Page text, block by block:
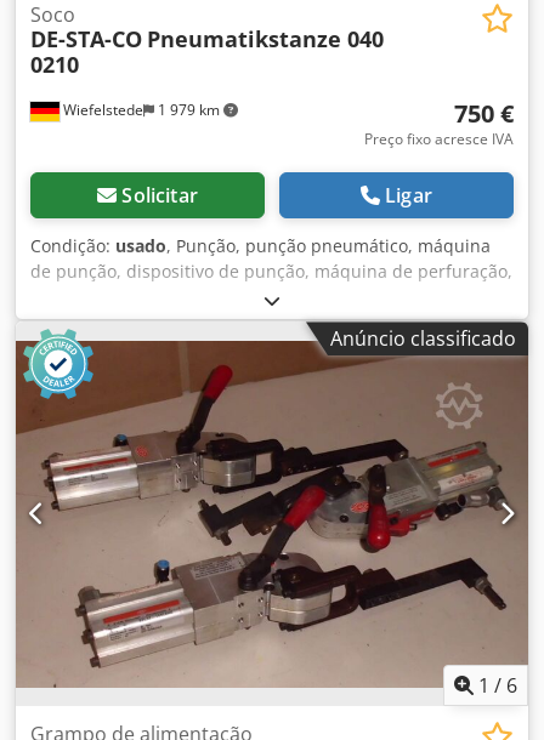
Wiefelstede 1 979 km
Soco
DE-STA-CO Pneumatikstanze 040
0210
750 €
Preço fixo acresce IVA
Solicitar Ligar
Condição: usado, Punção, punção pneumático, máquina
de punção, dispositivo de punção, máquina de perfuração,
punção manual pneumático -Fabricante: DE-STA-CO,
Máquina de perfuração pneumática -Tipo: 040 0210 -
Punção integrada: Ø 2,5 mm -Projeção máx. projeção: 25
mm -Dimensões: 190/200/H510 mm -Peso: 24 kg Dkedofwx
Uyspfx Ai Ror
Anúncio classificado
1 / 6
Grampo de alimentação